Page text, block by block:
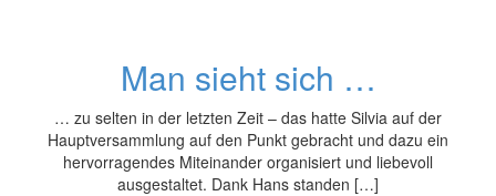
Man sieht sich …
… zu selten in der letzten Zeit – das hatte Silvia auf der
Hauptversammlung auf den Punkt gebracht und dazu ein
hervorragendes Miteinander organisiert und liebevoll
ausgestaltet. Dank Hans standen […]